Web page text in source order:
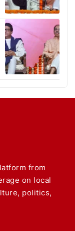
from
on local
politics,